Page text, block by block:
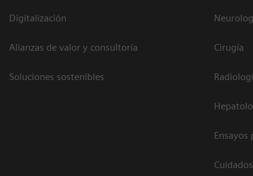
Digitalización
Alianzas de valor y consultoría
Soluciones sostenibles
Cirugía
Ensayos